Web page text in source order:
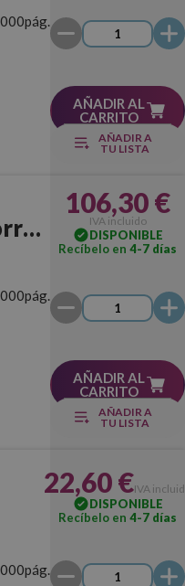
AÑADIR AL
CARRITO
AÑADIR A
TU LISTA
106,30 €
IVA incluido
DISPONIBLE
Recíbelo en 4-7 días
AÑADIR AL
CARRITO
AÑADIR A
TU LISTA
22,60 €IVA
DISPONIBLE
Recíbelo en 4-7 días